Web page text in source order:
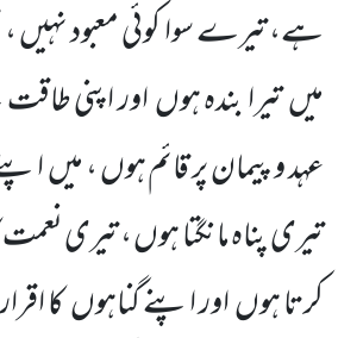
ہے، تیرے سوا کوئی معبود نہیں ،
میںتیرا بندہ ہوںاور اپنی
عہد و پیمان پر قائم ہوں ، میں
تیری پناہ مانگتا ہوں ، تیری نعمت
کرتا ہوںاور اپنے گناہوںکا